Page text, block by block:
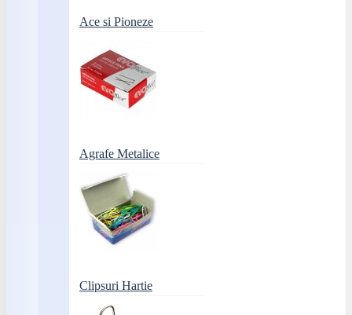
Ace si Pioneze
Agrafe Metalice
Clipsuri Hartie